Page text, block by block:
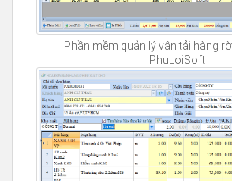
Phần mềm quản lý vận tải hàng
PhuLoiSoft